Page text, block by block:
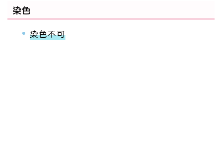
染色
染色不可